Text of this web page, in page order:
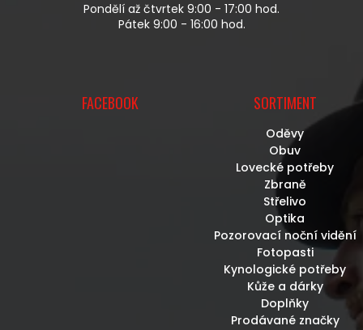
Pondělí až čtvrtek 9:00 - 17:00 hod.
Pátek 9:00 - 16:00 hod.
FACEBOOK SORTIMENT
Oděvy
Obuv
Lovecké potřeby
Zbraně
Střelivo
Optika
Pozorovací noční vidění
Fotopasti
Kynologické potřeby
Kůže a dárky
Doplňky
Prodávané značky